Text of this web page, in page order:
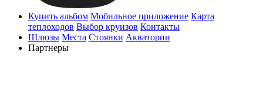
Купить альбом Мобильное приложение Карта
теплоходов Выбор круизов Контакты
Шлюзы Места Стоянки Акватории
Партнеры